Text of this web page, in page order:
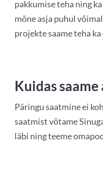
pakkumise teha ning
mõne asja puhul
projekte saame teha
Kuidas
Päringu saatmine ei
saatmist võtame
läbi ning teeme